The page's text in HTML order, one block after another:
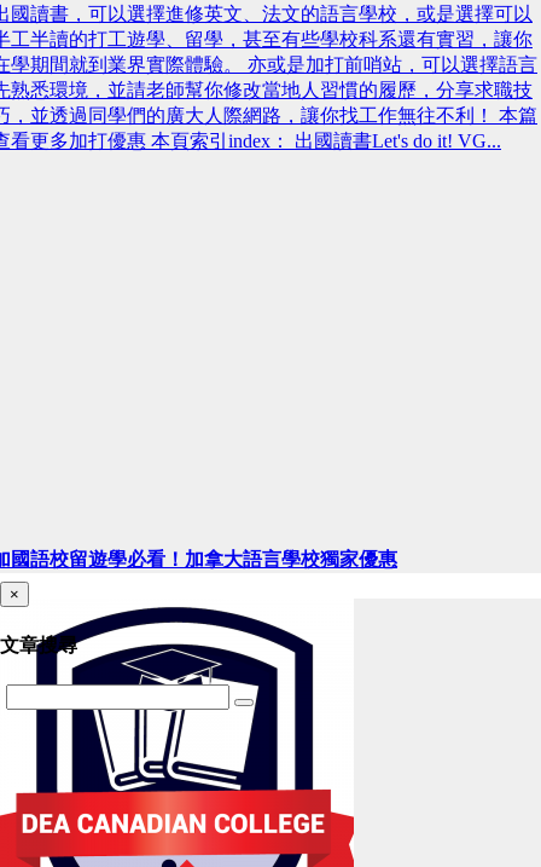
國讀書，可以選擇進修英文、法文的語言學校，或是選擇可以
工半讀的打工遊學、留學，甚至有些學校科系還有實習，讓你
學期間就到業界實際體驗。 亦或是加打前哨站，可以選擇語言
熟悉環境，並請老師幫你修改當地人習慣的履歷，分享求職技
，並透過同學們的廣大人際網路，讓你找工作無往不利！ 本篇
看更多加打優惠 本頁索引index： 出國讀書Let's do it! VG...
國語校留遊學必看！加拿大語言學校獨家優惠
×
文章搜尋